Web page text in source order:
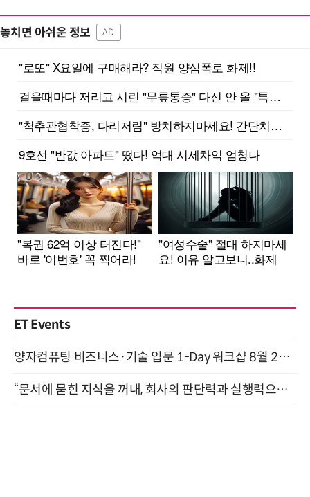
놓치면 아쉬운 정보 AD
ET Events
양자컴퓨팅 비즈니스·기술 입문 1-Day 워크샵 8월 28일 개최
“문서에 묻힌 지식을 꺼내, 회사의 판단력과 실행력으로 바꾸다” (8/20)